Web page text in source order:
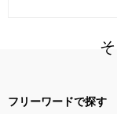
フリーワードで探す